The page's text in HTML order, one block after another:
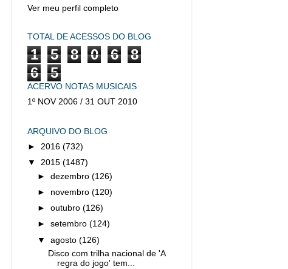
Ver meu perfil completo
TOTAL DE ACESSOS DO BLOG
1 5 8 0 6
8
6
5
ACERVO NOTAS MUSICAIS
1º NOV 2006 / 31 OUT 2010
ARQUIVO DO BLOG
► 2016 (732)
▼ 2015 (1487)
►dezembro(126)
► novembro(120)
►outubro(126)
►setembro(124)
▼agosto(126)
Disco com trilha nacional de 'A
regra do jogo' tem...